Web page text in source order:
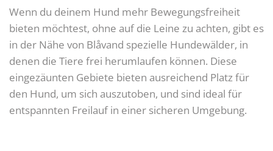
Wenn du deinem Hund mehr Bewegungsfreiheit
bieten möchtest, ohne auf die Leine zu achten, gibt es
in der Nähe von Blåvand spezielle Hundewälder, in
denen die Tiere frei herumlaufen können. Diese
eingezäunten Gebiete bieten ausreichend Platz für
den Hund, um sich auszutoben, und sind ideal für
entspannten Freilauf in einer sicheren Umgebung.